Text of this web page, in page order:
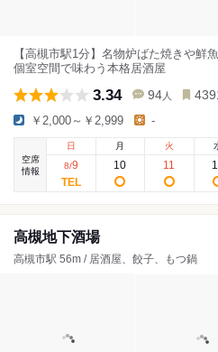
【高槻市駅1分】名物炉ばた焼きや鮮
個室空間で味わう本格居酒屋
3.34 94 人
￥2,000～￥2,999 -
空席
情報
日
8/9
月
10
火
11
高槻地下酒場
高槻市駅 56m / 居酒屋、餃子、もつ鍋